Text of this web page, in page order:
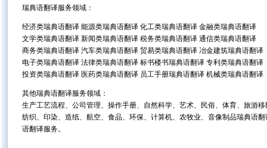
瑞典语翻译服务领域：
经济类瑞典语翻译 能源类瑞典语翻译 化工类瑞典语翻译 金融类瑞典语翻译
文学类瑞典语翻译 新闻类瑞典语翻译 税务类瑞典语翻译 通信类瑞典语翻译
商务类瑞典语翻译 汽车类瑞典语翻译 贸易类瑞典语翻译 冶金建筑瑞典语翻译
电子类瑞典语翻译 法律类瑞典语翻译 标书楼书瑞典语翻译 专利类瑞典语翻译
投资类瑞典语翻译 医药类瑞典语翻译 员工手册瑞典语翻译 机械类瑞典语翻译
其他瑞典语翻译服务领域：
生产工艺流程、公司管理、操作手册、自然科学、艺术、民俗、体育、旅游
纺织、印染、造纸、航空、食品、环保、计算机、农牧业、音像制品瑞典语
语翻译服务。